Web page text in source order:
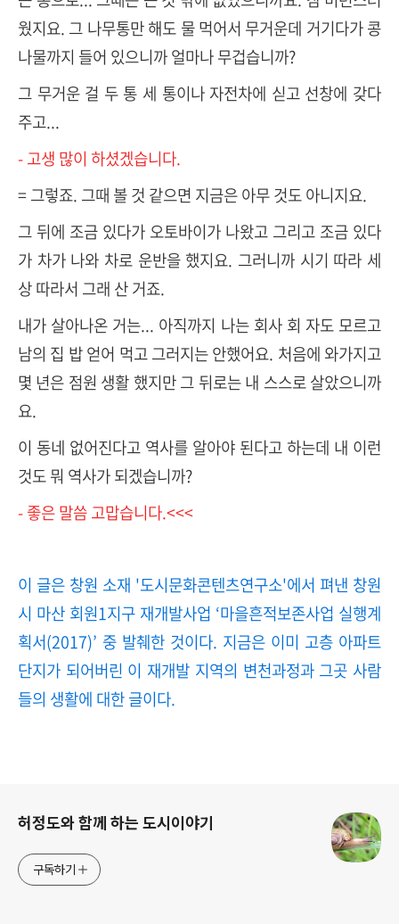
웠지요. 그 나무통만 해도 물 먹어서 무거운데 거기다가 콩
나물까지 들어 있으니까 얼마나 무겁습니까?
그 무거운 걸 두 통 세 통이나 자전차에 싣고 선창에 갖다
주고...
- 고생 많이 하셨겠습니다.
= 그렇죠. 그때 볼 것 같으면 지금은 아무 것도 아니지요.
그 뒤에 조금 있다가 오토바이가 나왔고 그리고 조금 있다
가 차가 나와 차로 운반을 했지요. 그러니까 시기 따라 세
상 따라서 그래 산 거죠.
내가 살아나온 거는... 아직까지 나는 회사 회 자도 모르고
남의 집 밥 얻어 먹고 그러지는 안했어요. 처음에 와가지고
몇 년은 점원 생활 했지만 그 뒤로는 내 스스로 살았으니까
요.
이 동네 없어진다고 역사를 알아야 된다고 하는데 내 이런
것도 뭐 역사가 되겠습니까?
- 좋은 말씀 고맙습니다.<<<
이 글은 창원 소재 '도시문화콘텐츠연구소'에서 펴낸 창원
시 마산 회원1지구 재개발사업 ‘마을흔적보존사업 실행계
획서(2017)’ 중 발췌한 것이다. 지금은 이미 고층 아파트
단지가 되어버린 이 재개발 지역의 변천과정과 그곳 사람
들의 생활에 대한 글이다.
허정도와 함께 하는 도시이야기
구독하기